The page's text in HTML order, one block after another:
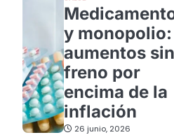
y monopolio:
aumentos sin
freno por
encima de la
inflación
26 junio, 2026